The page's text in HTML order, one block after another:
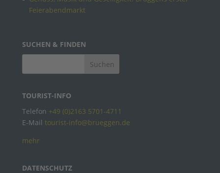
Feierabendmarkt
SUCHEN & FINDEN
TOURIST-INFO
Telefon +49 (0)2163 5701-4711
E-Mail tourist-info@brueggen.de
mehr
DATENSCHUTZ